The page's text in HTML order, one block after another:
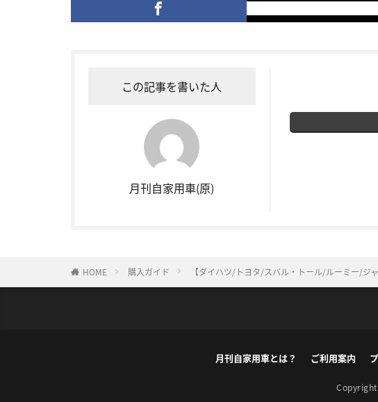
この記事を書いた人
月刊自家用車(原)
HOME 購入ガイド 【ダイハツ/トヨタ/スバル・トール/ルーミー/
月刊自家用車とは？ ご利用案内